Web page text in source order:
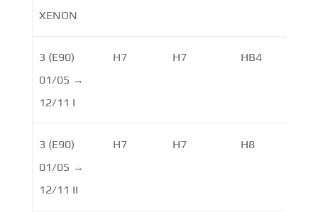
XENON
3 (E90)
01/05 →
12/11 I
H7 H7 HB4
3 (E90)
01/05 →
12/11 II
H7 H7 H8